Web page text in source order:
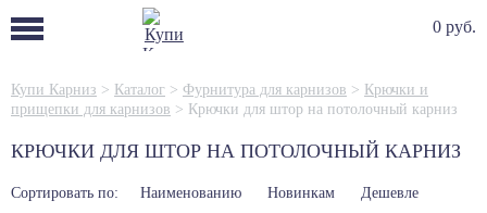
0 руб.
Купи Карниз > Каталог > Фурнитура для карнизов > Крючки и
прищепки для карнизов > Крючки для штор на потолочный карниз
КРЮЧКИ ДЛЯ ШТОР НА ПОТОЛОЧНЫЙ КАРНИЗ
Сортировать по: Наименованию Новинкам
Дешевле